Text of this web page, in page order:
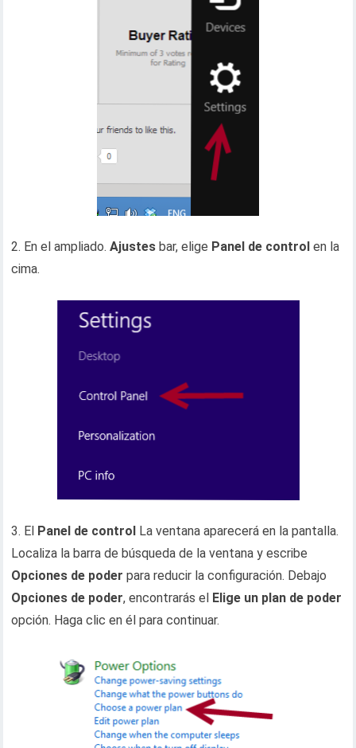
2. En el ampliado.Ajustes bar, elige Panel de control en la
cima.
3. El Panel de control La ventana aparecerá en la pantalla.
Localiza la barra de búsqueda de la ventana y escribe
Opciones de poder para reducir la configuración. Debajo
Opciones de poder, encontrarás el Elige un plan de poder
opción. Haga clic en él para continuar.